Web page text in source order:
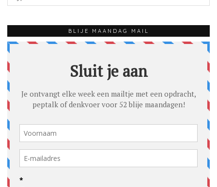
BLIJE MAANDAG MAIL